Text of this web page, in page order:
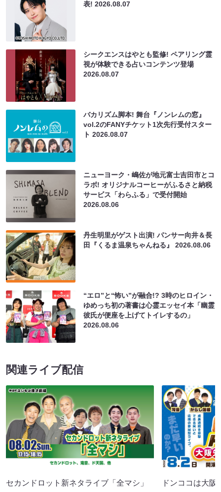
表!2026.08.07
シークエンスはやとも監修! ペアリング霊
視が体験できる占いコンテンツ登場
2026.08.07
バカリズム脚本! 舞台『ノンレムの窓』
vol.2のFANYチケット1次先行受付スター
ト2026.08.07
ニューヨーク・嶋佐が地元富士吉田市とコ
ラボ! オリジナルコーヒーがふるさと納税
サービス「わらふる」で受付開始
2026.08.06
丹生明里がゲスト出演! パンサー向井＆長
田『くるま温泉ちゃんねる』2026.08.06
“エロ”と“怖い”が融合!? 3時のヒロイン・
ゆめっち初の著書は心霊エッセイ本「幽霊
彼氏が便座を上げてトイレするの」
2026.08.06
関連ライブ配信
セカンドロット新ネタライブ「全マシ」
ドンココは大